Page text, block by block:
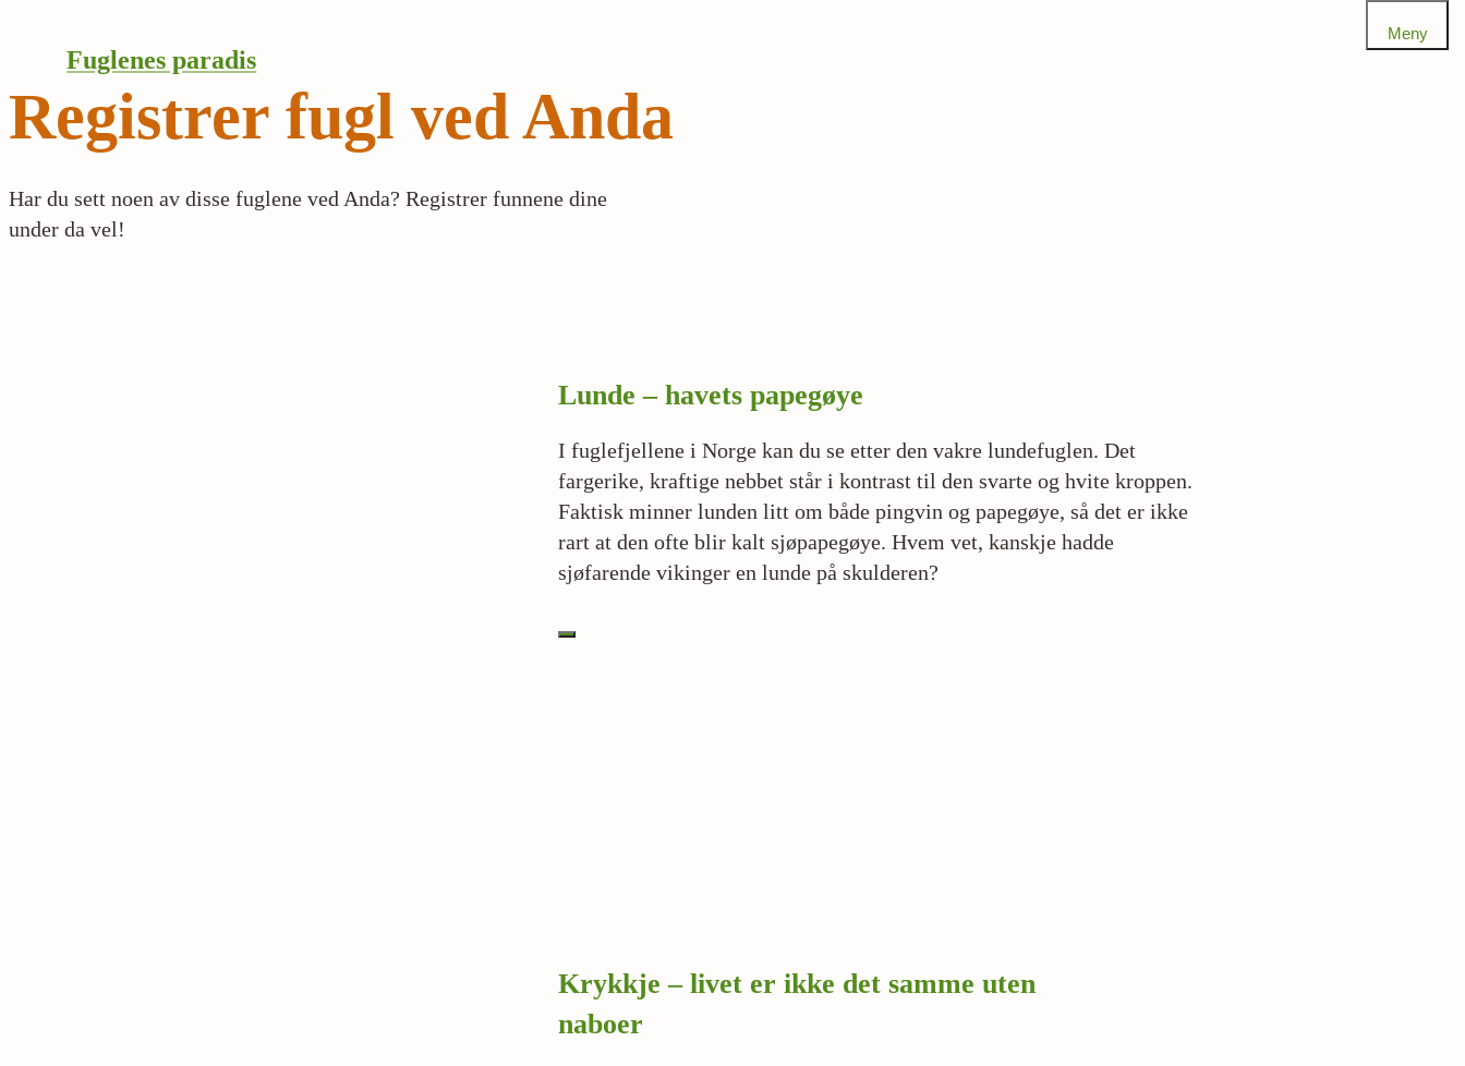
content
Fuglenes paradis Meny
Registrer fugl ved Anda
Har du sett noen av disse fuglene ved Anda? Registrer funnene dine
under da vel!
Lunde – havets papegøye
I fuglefjellene i Norge kan du se etter den vakre lundefuglen. Det
fargerike, kraftige nebbet står i kontrast til den svarte og hvite kroppen.
Faktisk minner lunden litt om både pingvin og papegøye, så det er ikke
rart at den ofte blir kalt sjøpapegøye. Hvem vet, kanskje hadde
sjøfarende vikinger en lunde på skulderen?
Krykkje – livet er ikke det samme uten
naboer